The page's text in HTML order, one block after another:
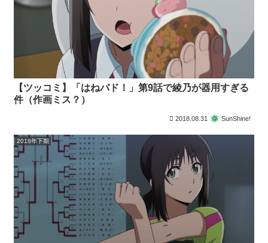
【ツッコミ】「はねバド！」第9話で綾乃が器用すぎる
件（作画ミス？）
2018.08.31 SunShine!
2018年下期